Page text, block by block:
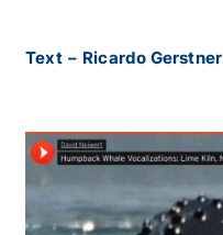
Text – Ricardo Gerstner